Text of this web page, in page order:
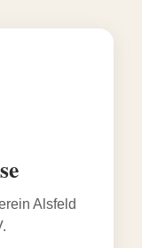
Alsfeld